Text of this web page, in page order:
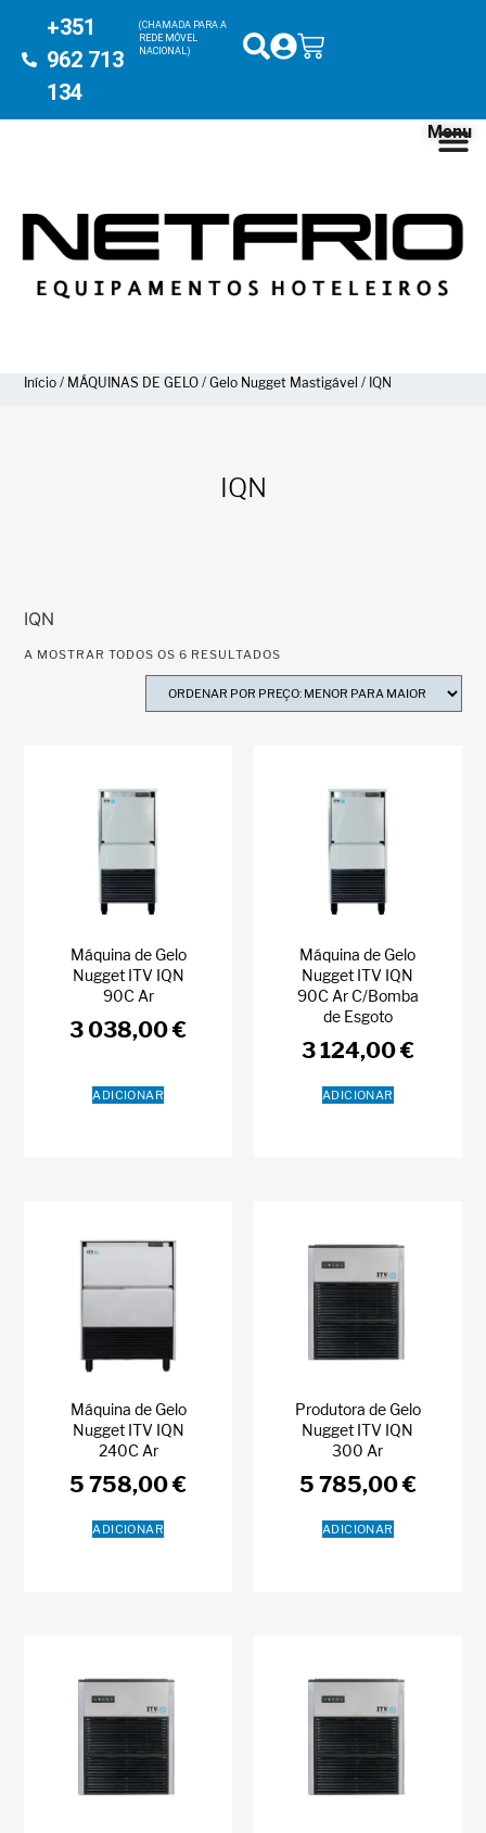
+351
962 713
134
(CHAMADA PARA A
REDE MÓVEL
NACIONAL)
Menu
Início / MÁQUINAS DE GELO /Gelo Nugget Mastigável / IQN
IQN
IQN
A MOSTRAR TODOS OS 6 RESULTADOS
Máquina de Gelo
Nugget ITV IQN
90C Ar
3 038,00€
ADICIONAR
Máquina de Gelo
Nugget ITV IQN
90C Ar C/Bomba
de Esgoto
3 124,00€
ADICIONAR
Máquina de Gelo
Nugget ITV IQN
240C Ar
5 758,00€
ADICIONAR
Produtora de Gelo
Nugget ITV IQN
300 Ar
5 785,00€
ADICIONAR